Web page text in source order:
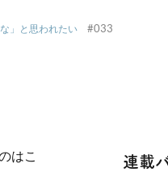
」と思われたい #033
はこ
連載